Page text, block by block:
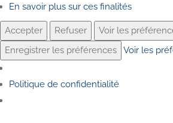
En savoir plus sur ces finalités
Accepter Refuser
Voir les
Enregistrer les préférences
Voir les
Politique de confidentialité